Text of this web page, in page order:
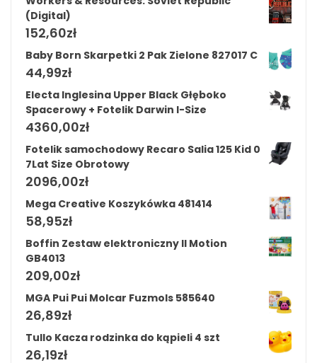
(Digital)
152,60zł
Baby Born Skarpetki 2 Pak Zielone 827017 C
44,99zł
Electa Inglesina Upper Black Głęboko
Spacerowy + Fotelik Darwin I-Size
4360,00zł
Fotelik samochodowy Recaro Salia 125 Kid 0
7Lat Size Obrotowy
2096,00zł
Mega Creative Koszykówka 481414
58,95zł
Boffin Zestaw elektroniczny II Motion
GB4013
209,00zł
MGA Pui Pui Molcar Fuzmols 585640
26,89zł
Tullo Kacza rodzinka do kąpieli 4 szt
26,19zł